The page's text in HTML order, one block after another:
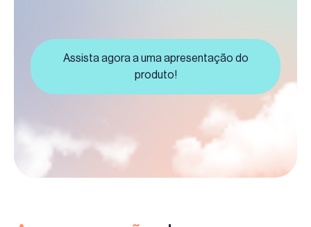
Assista agora a uma apresentação do
produto!